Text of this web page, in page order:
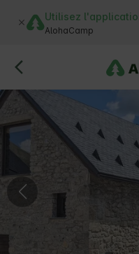
Utilisez
AlohaCamp